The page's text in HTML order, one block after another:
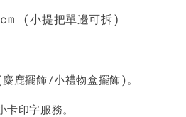
(小提把單邊可拆)
鹿擺飾/小禮物盒擺飾)。
印字服務。